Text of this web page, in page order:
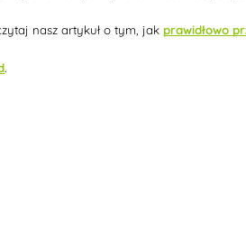
nasz artykuł o tym, jakprawidłowo
.